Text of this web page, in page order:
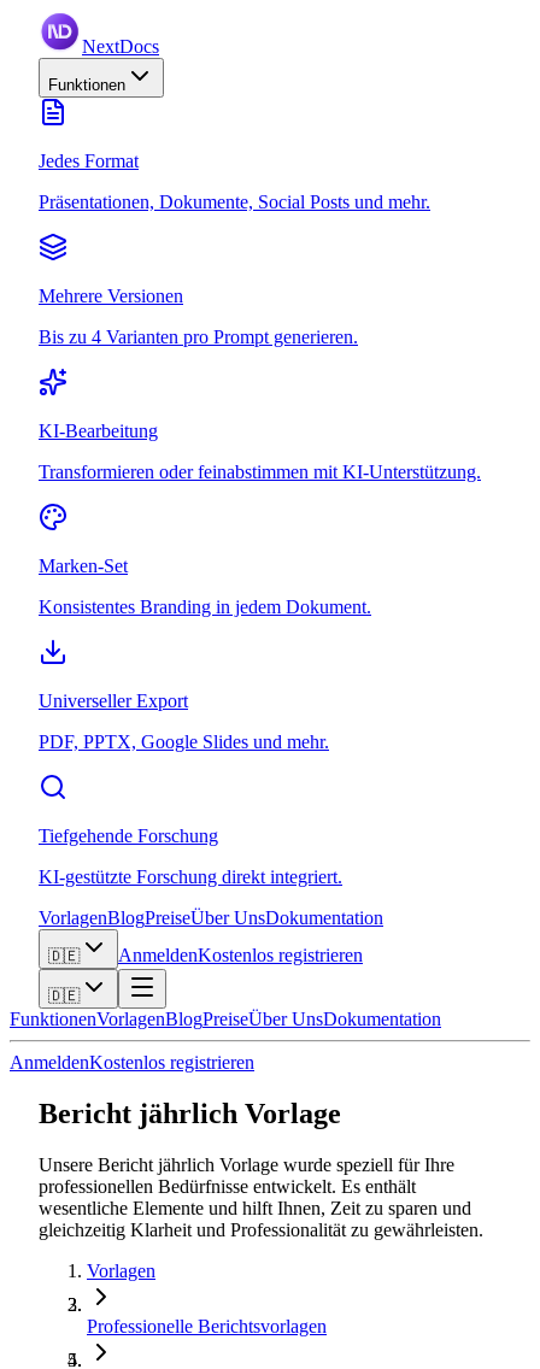
NextDocs
Funktionen
Jedes Format
Präsentationen, Dokumente, Social Posts und mehr.
Mehrere Versionen
Bis zu 4 Varianten pro Prompt generieren.
KI-Bearbeitung
Transformieren oder feinabstimmen mit KI-Unterstützung.
Marken-Set
Konsistentes Branding in jedem Dokument.
Universeller Export
PDF, PPTX, Google Slides und mehr.
Tiefgehende Forschung
KI-gestützte Forschung direkt integriert.
VorlagenBlogPreiseÜber UnsDokumentation
🇩🇪 AnmeldenKostenlos registrieren
🇩🇪
FunktionenVorlagenBlogPreiseÜber UnsDokumentation
AnmeldenKostenlos registrieren
Bericht jährlich Vorlage
Unsere Bericht jährlich Vorlage wurde speziell für Ihre
professionellen Bedürfnisse entwickelt. Es enthält
wesentliche Elemente und hilft Ihnen, Zeit zu sparen und
gleichzeitig Klarheit und Professionalität zu gewährleisten.
Vorlagen
Professionelle Berichtsvorlagen